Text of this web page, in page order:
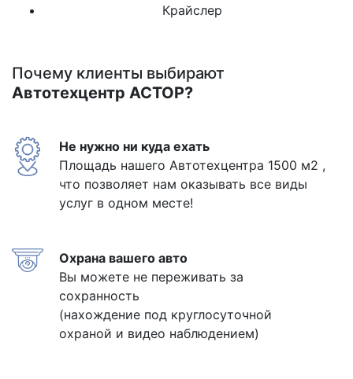
Крайслер
Почему клиенты выбирают
Автотехцентр АСТОР?
Не нужно ни куда ехать
Площадь нашего Автотехцентра 1500 м2 ,
что позволяет нам оказывать все виды
услуг в одном месте!
Охрана вашего авто
Вы можете не переживать за
сохранность
(нахождение под круглосуточной
охраной и видео наблюдением)